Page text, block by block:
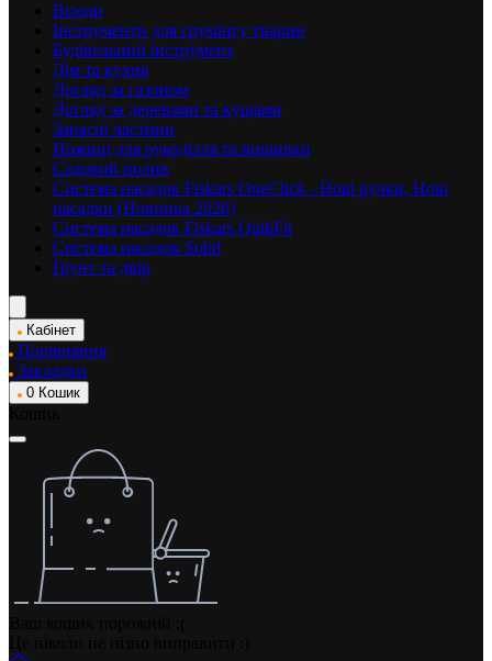
Всюди
Інструменти для грумінгу тварин
Будівельний інструмент
Дім та кухня
Догляд за газоном
Догляд за деревами та кущами
Запасні частини
Ножиці для рукоділля та вишивки
Садовий полив
Система насадок Fiskars OneClick - Нові ручки, Нові
насадки (Новинка 2026)
Система насадок Fiskars QuikFit
Система насадок Solid
Ґрунт та двір
Кабінет
Порівняння
Закладки
0 Кошик